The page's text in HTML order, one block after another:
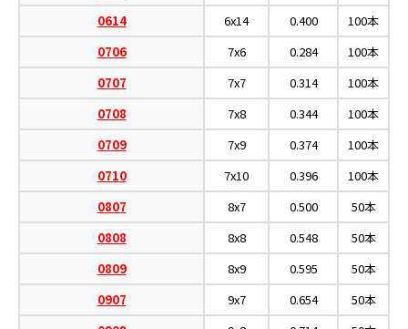
0614
6x14 0.400
100本
0706
7x6 0.284
100本
0707
7x7 0.314
100本
0708
7x8 0.344
100本
0709
7x9 0.374
100本
0710
7x10 0.396
100本
0807
8x7 0.500
50本
0808
8x8 0.548
50本
0809
8x9 0.595
50本
0907
9x7 0.654
50本